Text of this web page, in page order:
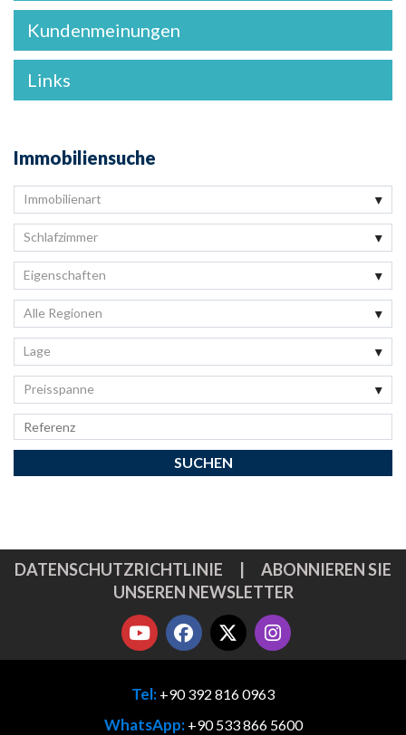
Kundenmeinungen
Links
Immobiliensuche
Immobilienart
Schlafzimmer
Eigenschaften
Alle Regionen
Lage
Preisspanne
DATENSCHUTZRICHTLINIE
ABONNIEREN SIE
UNSEREN NEWSLETTER
Tel: +90 392 816 0963
WhatsApp: +90 533 866 5600